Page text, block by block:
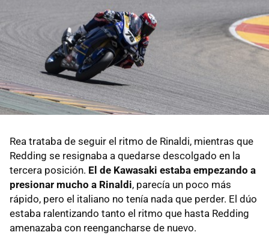
Rea trataba de seguir el ritmo de Rinaldi, mientras que
Redding se resignaba a quedarse descolgado en la
tercera posición. El de Kawasaki estaba empezando a
presionar mucho a Rinaldi, parecía un poco más
rápido, pero el italiano no tenía nada que perder. El dúo
estaba ralentizando tanto el ritmo que hasta Redding
amenazaba con reengancharse de nuevo.